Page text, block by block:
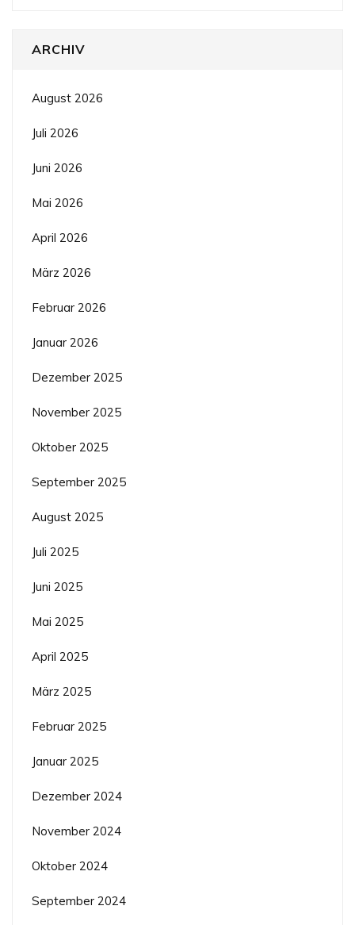
ARCHIV
August 2026
Juli 2026
Juni 2026
Mai 2026
April 2026
März 2026
Februar 2026
Januar 2026
Dezember 2025
November 2025
Oktober 2025
September 2025
August 2025
Juli 2025
Juni 2025
Mai 2025
April 2025
März 2025
Februar 2025
Januar 2025
Dezember 2024
November 2024
Oktober 2024
September 2024